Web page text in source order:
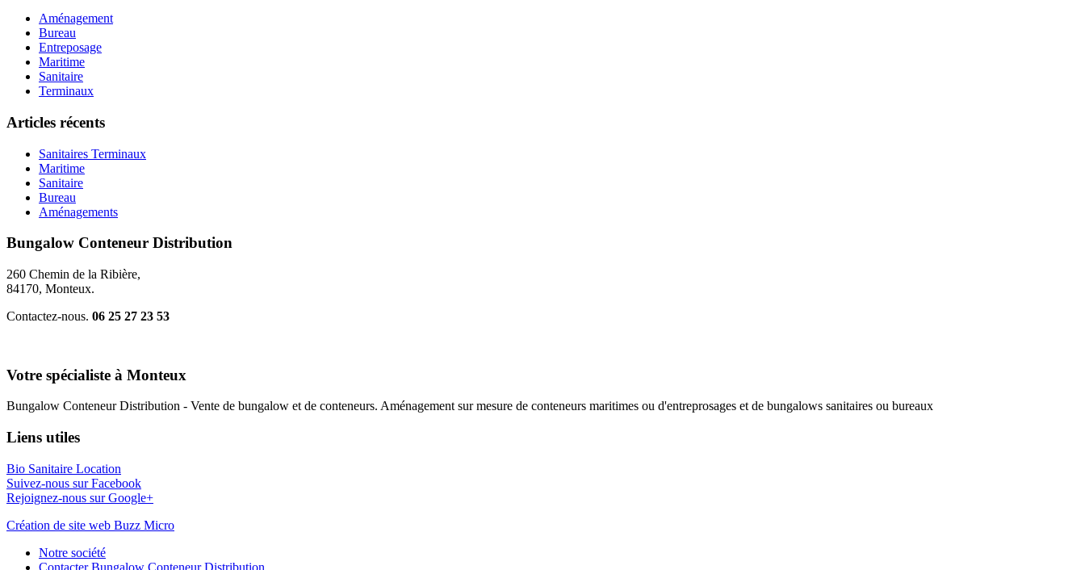
Aménagement
Bureau
Entreposage
Maritime
Sanitaire
Terminaux
Articles récents
Sanitaires Terminaux
Maritime
Sanitaire
Bureau
Aménagements
Bungalow Conteneur Distribution
260 Chemin de la Ribière,
84170, Monteux.
Contactez-nous. 06 25 27 23 53
Votre spécialiste à Monteux
Bungalow Conteneur Distribution - Vente de bungalow et de conteneurs. Aménagement sur mesure de conteneurs maritimes ou d'entreprosages et de bungalows sanitaires ou bureaux
Liens utiles
Bio Sanitaire Location
Suivez-nous sur Facebook
Rejoignez-nous sur Google+
Création de site web Buzz Micro
Notre société
Contacter Bungalow Conteneur Distribution